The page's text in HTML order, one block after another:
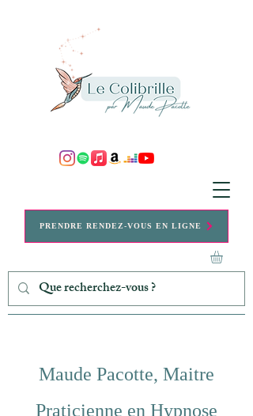
PRENDRE RENDEZ-VOUS EN LIGNE
Maude Pacotte, Maitre